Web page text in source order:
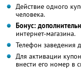
Действие одного
человека.
Бонус:
интернет-магазина.
Телефон заведения
Для активации
внести его номер в